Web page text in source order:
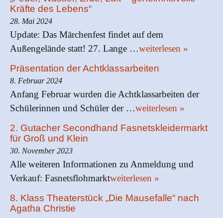
Kräfte des Lebens“
28. Mai 2024
Update: Das Märchenfest findet auf dem
Außengelände statt! 27. Lange …weiterlesen »
Präsentation der Achtklassarbeiten
8. Februar 2024
Anfang Februar wurden die Achtklassarbeiten der
Schülerinnen und Schüler der …weiterlesen »
2. Gutacher Secondhand Fasnetskleidermarkt
für Groß und Klein
30. November 2023
Alle weiteren Informationen zu Anmeldung und
Verkauf: Fasnetsflohmarktweiterlesen »
8. Klass Theaterstück „Die Mausefalle“ nach
Agatha Christie